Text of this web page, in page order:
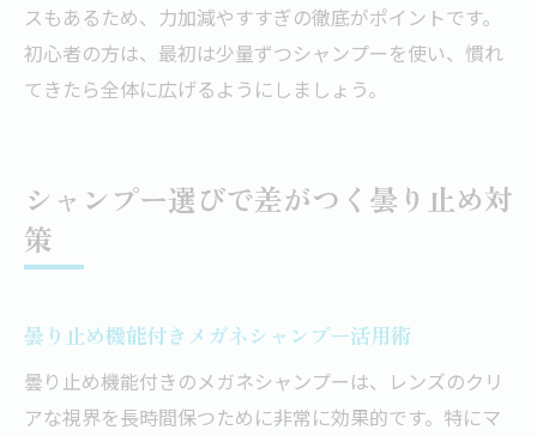
スもあるため、力加減やすすぎの徹底がポイントです。
初心者の方は、最初は少量ずつシャンプーを使い、慣れ
てきたら全体に広げるようにしましょう。
シャンプー選びで差がつく曇り止め対
策
曇り止め機能付きメガネシャンプー活用術
曇り止め機能付きのメガネシャンプーは、レンズのクリ
アな視界を長時間保つために非常に効果的です。特にマ